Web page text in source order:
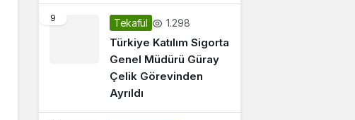
9 Tekafül 1.298
Türkiye Katılım Sigorta
Genel Müdürü Güray
Çelik Görevinden
Ayrıldı